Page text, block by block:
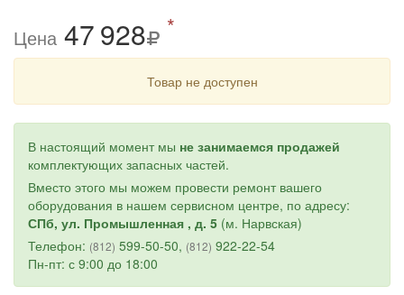
Цена 47928 *
Товар не доступен
В настоящий момент мы не занимаемся продажей
комплектующих запасных частей.
Вместо этого мы можем провести ремонт вашего
оборудования в нашем сервисном центре, по адресу:
СПб, ул. Промышленная , д. 5 (м. Нарвская)
Телефон: (812) 599-50-50, (812) 922-22-54
Пн-пт: с 9:00 до 18:00